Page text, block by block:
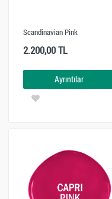
Scandinavian Pink
2.200,00 TL
Ayrıntılar